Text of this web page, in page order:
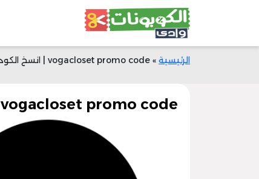
الرئيسية » vogacloset promo code | انسخ الكود (YG9) | خصم 50% | وادي الكوبونات
vogacloset promo code | انسخ الكود (YG9) | خصم 50% | وادي الكوبونات